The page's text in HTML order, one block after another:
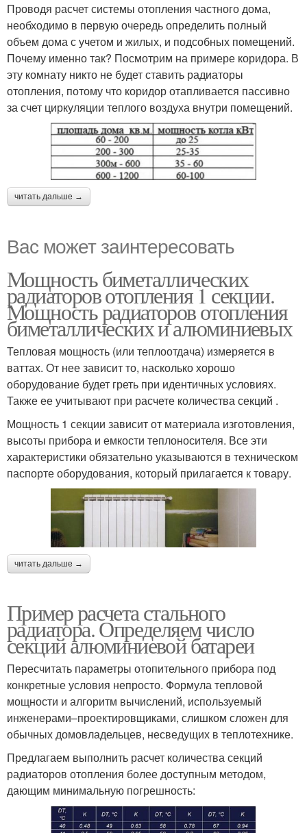
Проводя расчет системы отопления частного дома,
необходимо в первую очередь определить полный
объем дома с учетом и жилых, и подсобных помещений.
Почему именно так? Посмотрим на примере коридора. В
эту комнату никто не будет ставить радиаторы
отопления, потому что коридор отапливается пассивно
за счет циркуляции теплого воздуха внутри помещений.
читать дальше →
Вас может заинтересовать
Мощность биметаллических
радиаторов отопления 1 секции.
Мощность радиаторов отопления
биметаллических и алюминиевых
Тепловая мощность (или теплоотдача) измеряется в
ваттах. От нее зависит то, насколько хорошо
оборудование будет греть при идентичных условиях.
Также ее учитывают при расчете количества секций .
Мощность 1 секции зависит от материала изготовления,
высоты прибора и емкости теплоносителя. Все эти
характеристики обязательно указываются в техническом
паспорте оборудования, который прилагается к товару.
читать дальше →
Пример расчета стального
радиатора. Определяем число
секций алюминиевой батареи
Пересчитать параметры отопительного прибора под
конкретные условия непросто. Формула тепловой
мощности и алгоритм вычислений, используемый
инженерами–проектировщиками, слишком сложен для
обычных домовладельцев, несведущих в теплотехнике.
Предлагаем выполнить расчет количества секций
радиаторов отопления более доступным методом,
дающим минимальную погрешность: